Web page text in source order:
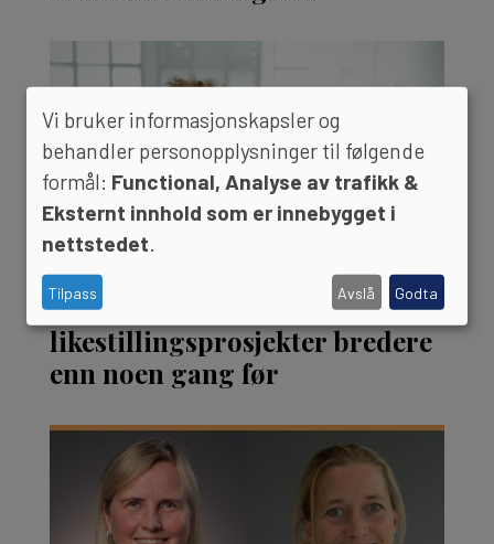
I år favner Forskningsrådets
likestillingsprosjekter bredere
enn noen gang før
Vi bruker informasjonskapsler og
behandler personopplysninger til følgende
formål: Functional, Analyse av trafikk &
Eksternt innhold som er innebygget i
nettstedet.
Tilpass Avslå Godta